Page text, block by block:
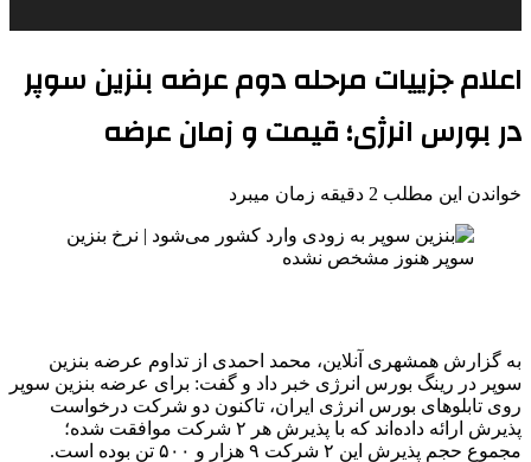
اعلام جزییات مرحله دوم عرضه بنزین سوپر
در بورس انرژی؛ قیمت و زمان عرضه
خواندن این مطلب 2 دقیقه زمان میبرد
به گزارش همشهری آنلاین، محمد احمدی از تداوم عرضه بنزین
سوپر در رینگ بورس انرژی خبر داد و گفت: برای عرضه بنزین سوپر
روی تابلوهای بورس انرژی ایران، تاکنون دو شرکت درخواست
پذیرش ارائه داده‌اند که با پذیرش هر ۲ شرکت موافقت شده؛
مجموع حجم پذیرش این ۲ شرکت ۹ هزار و ۵۰۰ تن بوده است.